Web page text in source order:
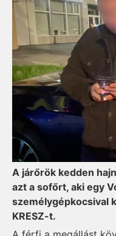
A járőrök kedden
azt a sofőrt, aki egy
személygépkocsival
KRESZ-t.